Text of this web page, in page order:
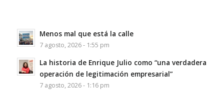
Menos mal que está la calle
7 agosto, 2026 - 1:55 pm
La historia de Enrique Julio como “una verdadera
operación de legitimación empresarial”
7 agosto, 2026 - 1:16 pm